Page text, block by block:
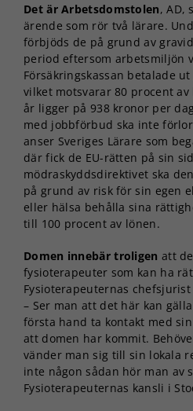
Det är Arbetsdomstolen, AD,
ärende som rör två lärare.
förbjöds de på grund av
period eftersom arbetsmiljön
Försäkringskassan betalade
vilket motsvarar 80 procent
år ligger på 938 kronor per
med jobbförbud ska inte
anser Sveriges Lärare som
där fick de EU-rätten på sin
mödraskyddsdirektivet ska
på grund av risk för sin egen
eller hälsa behålla sina
till 100 procent av lönen.
Domen innebär troligen att
fysioterapeuter som kan ha
Fysioterapeuternas chefsjurist
– Ser man att det här kan
första hand ta kontakt med
att domen har kommit.
vänder man sig till sin lokala
inte någon sådan hör man av
Fysioterapeuternas kansli i